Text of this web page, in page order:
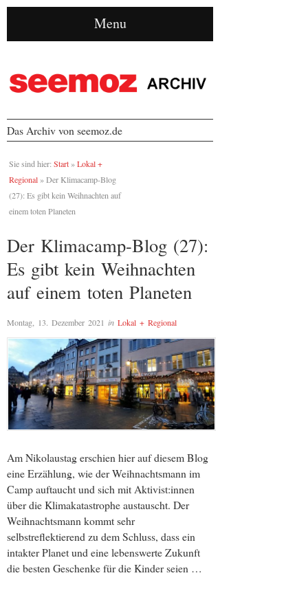
Menu
Das Archiv von seemoz.de
Sie sind hier: Start » Lokal +
Regional » Der Klimacamp-Blog
(27): Es gibt kein Weihnachten auf
einem toten Planeten
Der Klimacamp-Blog (27):
Es gibt kein Weihnachten
auf einem toten Planeten
Montag, 13. Dezember 2021 in Lokal + Regional
Am Nikolaustag erschien hier auf diesem Blog
eine Erzählung, wie der Weihnachtsmann im
Camp auftaucht und sich mit Aktivist:innen
über die Klimakatastrophe austauscht. Der
Weihnachtsmann kommt sehr
selbstreflektierend zu dem Schluss, dass ein
intakter Planet und eine lebenswerte Zukunft
die besten Geschenke für die Kinder seien …